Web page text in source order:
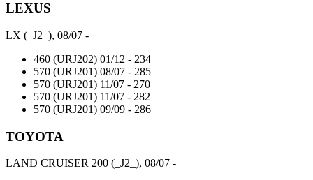
LEXUS
LX (_J2_), 08/07 -
460 (URJ202) 01/12 - 234
570 (URJ201) 08/07 - 285
570 (URJ201) 11/07 - 270
570 (URJ201) 11/07 - 282
570 (URJ201) 09/09 - 286
TOYOTA
LAND CRUISER 200 (_J2_), 08/07 -